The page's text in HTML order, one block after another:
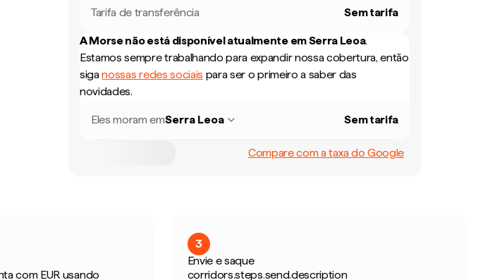
Tarifa de transferência Sem tarifa
A Morse não está disponível atualmente emSerra Leoa.
Estamos sempre trabalhando para expandir nossa cobertura, então
siganossas redes sociais para ser o primeiro a saber das
novidades.
Eles moram emSerra Leoa Sem tarifa
Compare com a taxa do Google
com EUR usando
3
Envie e saque
corridors.steps.send.description